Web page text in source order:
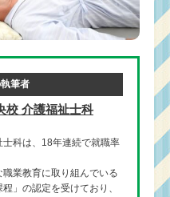
筆者
校 介護福祉士科
科は、18年連続で就職率
業教育に取り組んでいる
」の認定を受けており、